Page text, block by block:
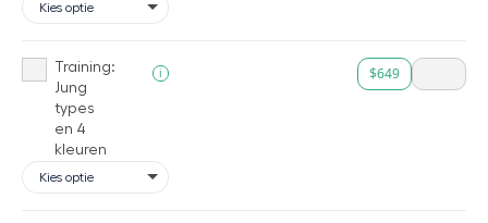
Training:
Jung
types
en 4
kleuren
i $649